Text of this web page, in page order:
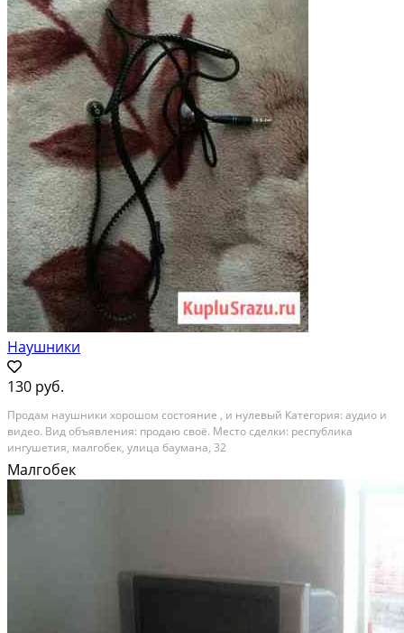
Наушники
130 руб.
Продам наушники хорошом состояние , и нулевый Категория: аудио и
видео. Вид объявления: продаю своё. Место сделки: республика
ингушетия, малгобек, улица баумана, 32
Малгобек